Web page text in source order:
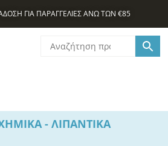
ΓΙΑ ΠΑΡΑΓΓΕΛΙΕΣ ΑΝΩ ΤΩΝ €85
- ΛΙΠΑΝΤΙΚΑ